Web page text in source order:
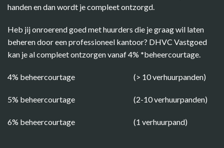
handen en dan wordt je compleet ontzorgd.
Heb jij onroerend goed met huurders die je graag wil laten
beheren door een professioneel kantoor? DHVC Vastgoed
kan je al compleet ontzorgen vanaf 4% *beheercourtage.
4% beheercourtage (> 10 verhuurpanden)
5% beheercourtage (2-10 verhuurpanden)
6% beheercourtage (1 verhuurpand)